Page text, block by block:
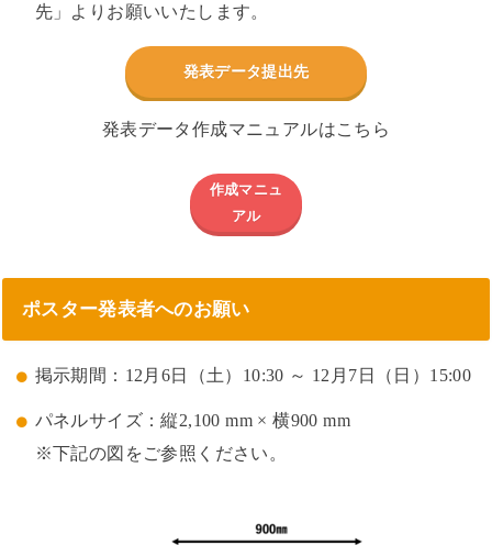
先」よりお願いいたします。
発表データ提出先
発表データ作成マニュアルはこちら
作成マニュ
アル
ポスター発表者へのお願い
掲示期間：12月6日（土）10:30 ～ 12月7日（日）15:00
パネルサイズ：縦2,100 mm × 横900 mm
※下記の図をご参照ください。